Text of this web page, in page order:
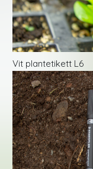
Vit plantetikett L6